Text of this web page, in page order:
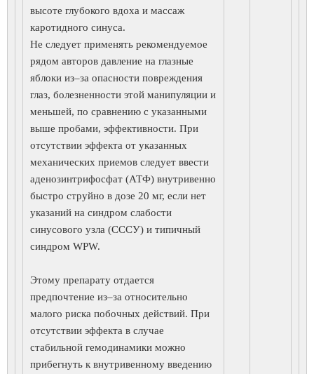
высоте глубокого вдоха и массаж
каротидного синуса.
Не следует применять рекомендуемое
рядом авторов давление на глазные
яблоки из–за опасности повреждения
глаз, болезненности этой манипуляции и
меньшей, по сравнению с указанными
выше пробами, эффективности. При
отсутствии эффекта от указанных
механических приемов следует ввести
аденозинтрифосфат (АТФ) внутривенно
быстро струйно в дозе 20 мг, если нет
указаний на синдром слабости
синусового узла (СССУ) и типичный
синдром WPW.
Этому препарату отдается
предпочтение из–за относительно
малого риска побочных действий. При
отсутствии эффекта в случае
стабильной гемодинамики можно
прибегнуть к внутривенному введению